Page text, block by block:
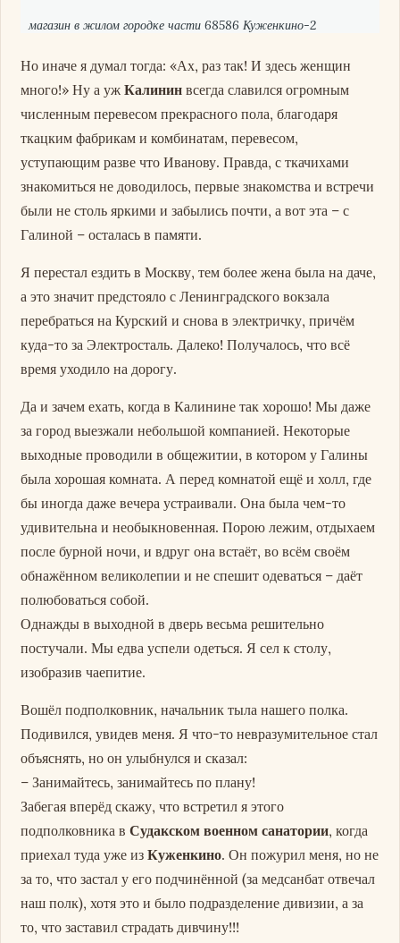
магазин в жилом городке части 68586 Куженкино-2
Но иначе я думал тогда: «Ах, раз так! И здесь женщин
много!» Ну а ужКалинин всегда славился огромным
численным перевесом прекрасного пола, благодаря
ткацким фабрикам и комбинатам, перевесом,
уступающим разве что Иванову. Правда, с ткачихами
знакомиться не доводилось, первые знакомства и встречи
были не столь яркими и забылись почти, а вот эта – с
Галиной – осталась в памяти.
Я перестал ездить в Москву, тем более жена была на даче,
а это значит предстояло с Ленинградского вокзала
перебраться на Курский и снова в электричку, причём
куда-то за Электросталь. Далеко! Получалось, что всё
время уходило на дорогу.
Да и зачем ехать, когда в Калинине так хорошо! Мы даже
за город выезжали небольшой компанией. Некоторые
выходные проводили в общежитии, в котором у Галины
была хорошая комната. А перед комнатой ещё и холл, где
бы иногда даже вечера устраивали. Она была чем-то
удивительна и необыкновенная. Порою лежим, отдыхаем
после бурной ночи, и вдруг она встаёт, во всём своём
обнажённом великолепии и не спешит одеваться – даёт
полюбоваться собой.
Однажды в выходной в дверь весьма решительно
постучали. Мы едва успели одеться. Я сел к столу,
изобразив чаепитие.
Вошёл подполковник, начальник тыла нашего полка.
Подивился, увидев меня. Я что-то невразумительное стал
объяснять, но он улыбнулся и сказал:
– Занимайтесь, занимайтесь по плану!
Забегая вперёд скажу, что встретил я этого
подполковника вСудакском военном санатории, когда
приехал туда уже изКуженкино. Он пожурил меня, но не
за то, что застал у его подчинённой (за медсанбат отвечал
наш полк), хотя это и было подразделение дивизии, а за
то, что заставил страдать дивчину!!!